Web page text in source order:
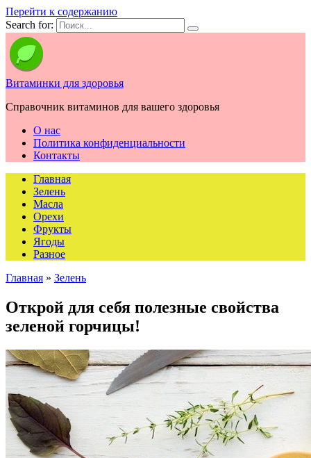
Перейти к содержанию
Search for:
Витаминки для здоровья
Справочник витаминов для вашего здоровья
О нас
Политика конфиденциальности
Контакты
Главная
Зелень
Масла
Орехи
Фрукты
Ягоды
Разное
Главная » Зелень
Открой для себя полезные свойства
зеленой горчицы!